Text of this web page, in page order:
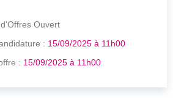
Ouvert
: 15/09/2025 à 11h00
: 15/09/2025 à 11h00